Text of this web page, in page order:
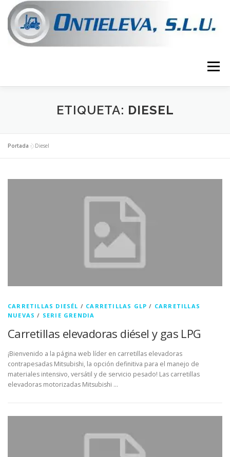
Saltar
contenido
Menú
VER MAQUINARIA CONTACTA CON NOSOTROS
ETIQUETA: DIESEL
Portada »Diesel
CARRETILLAS DIESÉL / CARRETILLAS GLP / CARRETILLAS
NUEVAS / SERIE GRENDIA
Carretillas elevadoras diésel y gas LPG
¡Bienvenido a la página web líder en carretillas elevadoras
contrapesadas Mitsubishi, la opción definitiva para el manejo de
materiales intensivo, versátil y de servicio pesado! Las carretillas
elevadoras motorizadas Mitsubishi …